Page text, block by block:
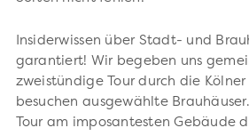
Insiderwissen über Stadt- und
garantiert! Wir begeben uns
zweistündige Tour durch die
besuchen ausgewählte
Tour am imposantesten Gebäude